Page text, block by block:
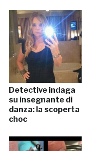
Detective indaga
su insegnante di
danza: la scoperta
choc